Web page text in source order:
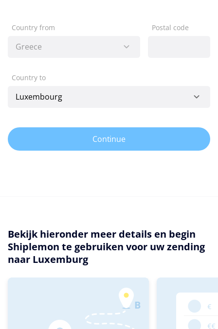
Country from Postal code
Country to
Continue
Bekijk hieronder meer details en begin
Shiplemon te gebruiken voor uw zending
naar Luxemburg